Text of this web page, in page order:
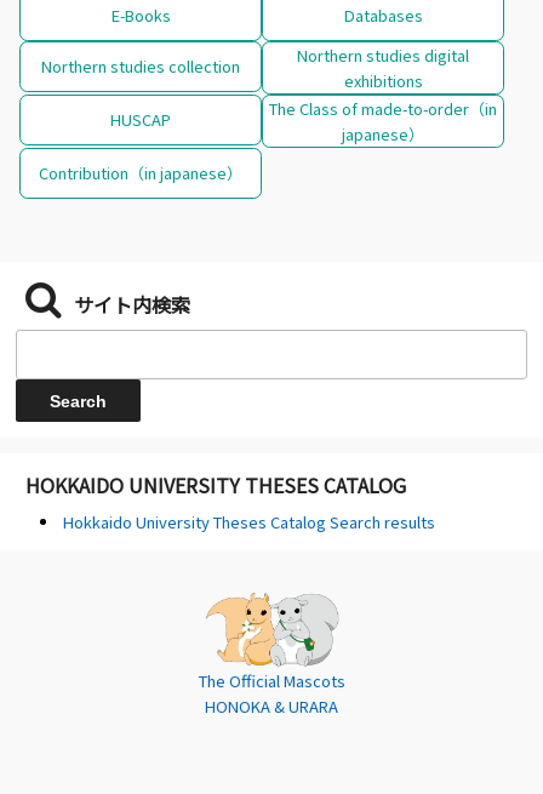
E-Books Databases
Northern studies collection
Northern studies digital
exhibitions
HUSCAP
The Class of made-to-order（in
japanese）
Contribution（in japanese）
サイト内検索
HOKKAIDO UNIVERSITY THESES CATALOG
Hokkaido University Theses Catalog Search results
The Official Mascots
HONOKA & URARA